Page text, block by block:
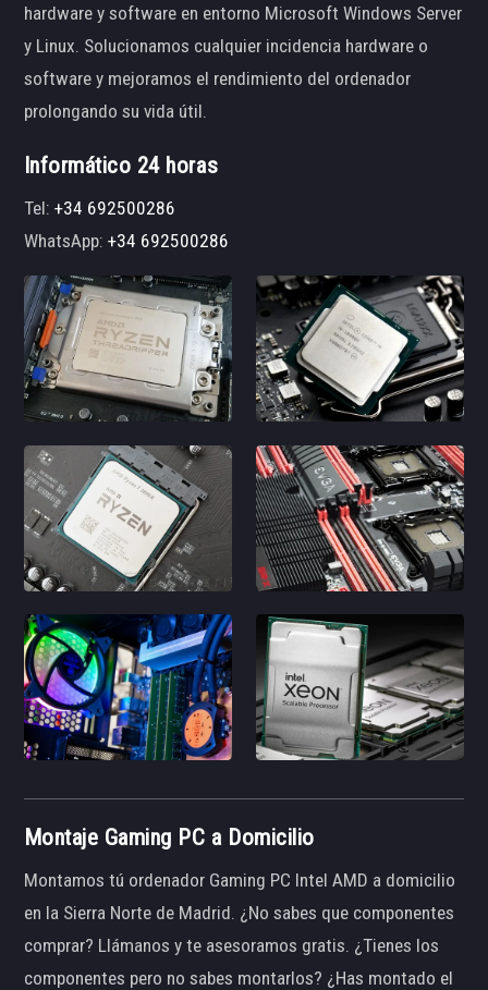
hardware y software en entorno Microsoft Windows Server
y Linux. Solucionamos cualquier incidencia hardware o
software y mejoramos el rendimiento del ordenador
prolongando su vida útil.
Informático 24 horas
Tel:+34 692500286
WhatsApp:+34 692500286
Montaje Gaming PC a Domicilio
Montamos tú ordenador Gaming PC Intel AMD a domicilio
en la Sierra Norte de Madrid. ¿No sabes que componentes
comprar? Llámanos y te asesoramos gratis. ¿Tienes los
componentes pero no sabes montarlos? ¿Has montado el